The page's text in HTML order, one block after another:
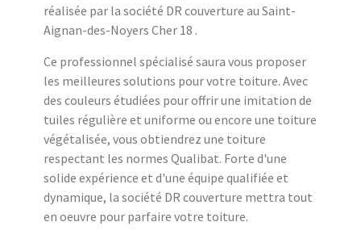
réalisée par la société DR couverture au Saint-
Aignan-des-Noyers Cher 18 .
Ce professionnel spécialisé saura vous proposer
les meilleures solutions pour votre toiture. Avec
des couleurs étudiées pour offrir une imitation de
tuiles régulière et uniforme ou encore une toiture
végétalisée, vous obtiendrez une toiture
respectant les normes Qualibat. Forte d'une
solide expérience et d'une équipe qualifiée et
dynamique, la société DR couverture mettra tout
en oeuvre pour parfaire votre toiture.